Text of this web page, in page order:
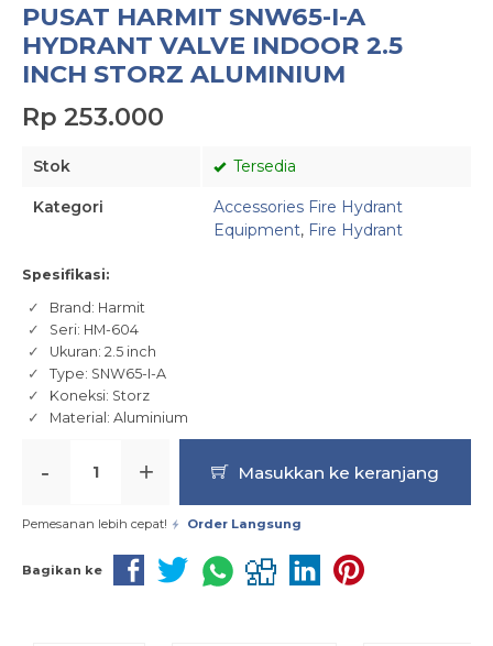
PUSAT HARMIT SNW65-I-A
HYDRANT VALVE INDOOR 2.5
INCH STORZ ALUMINIUM
Rp 253.000
Stok Tersedia
Kategori
Accessories Fire Hydrant
Equipment, Fire Hydrant
Spesifikasi:
Brand: Harmit
Seri: HM-604
Ukuran: 2.5 inch
Type: SNW65-I-A
Koneksi: Storz
Material: Aluminium
- + Masukkan ke keranjang
Pemesanan lebih cepat! Order Langsung
Bagikan ke